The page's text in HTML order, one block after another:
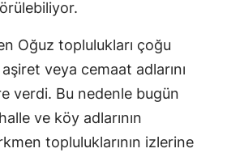
Oğuz toplulukları çoğu
veya cemaat adlarını
verdi. Bu nedenle bugün
ve köy adlarının
topluluklarının izlerine